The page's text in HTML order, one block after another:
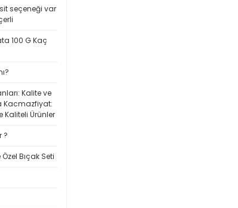
seçeneği var
100 G Kaç
Kalite ve
Kacmazfiyat:
Kaliteli Ürünler
?
Bıçak Seti